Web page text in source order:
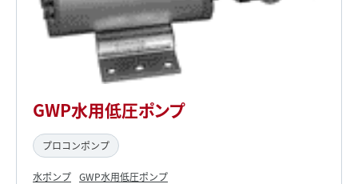
GWP水用低圧ポンプ
プロコンポンプ
水ポンプ GWP水用低圧ポンプ